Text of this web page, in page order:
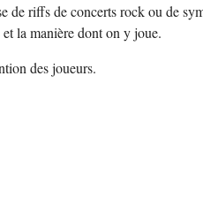
de riffs de concerts rock ou de
la manière dont on y joue.
des joueurs.